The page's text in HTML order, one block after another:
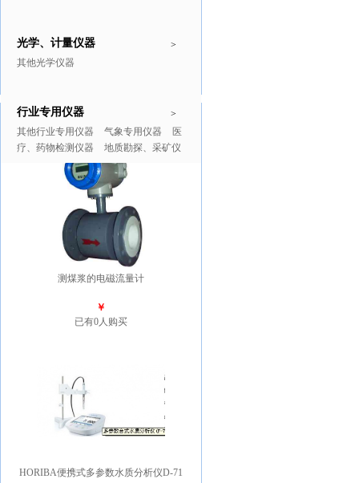
>
光学、计量仪器
其他光学仪器
>
行业专用仪器
其他行业专用仪器 气象专用仪器
医
疗、药物检测仪器
地质勘探、采矿仪
推广商品 更多>>
测煤浆的电磁流量计
￥
已有0人购买
HORIBA便携式多参数水质分析仪D-71